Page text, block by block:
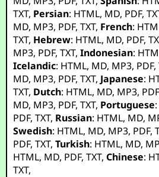
TXT, Persian: HTML, MD, PDF,
MD, MP3, PDF,TXT, French:
TXT, Hebrew: HTML, MD, PDF,
MP3, PDF,TXT,Indonesian:
Icelandic: HTML, MD, MP3, PDF,
MD, MP3, PDF,TXT, Japanese:
TXT, Dutch: HTML, MD, MP3, PDF
MD, MP3, PDF,TXT, Portuguese:
PDF,TXT, Russian: HTML, MD,
Swedish: HTML, MD, MP3, PDF,
PDF,TXT,Turkish: HTML, MD,
HTML, MD, PDF,TXT,Chinese:
TXT,